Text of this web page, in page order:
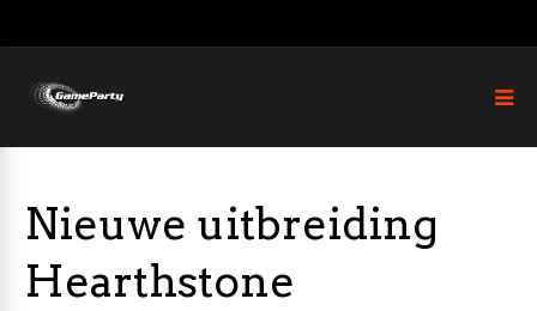
Nieuwe uitbreiding
Hearthstone